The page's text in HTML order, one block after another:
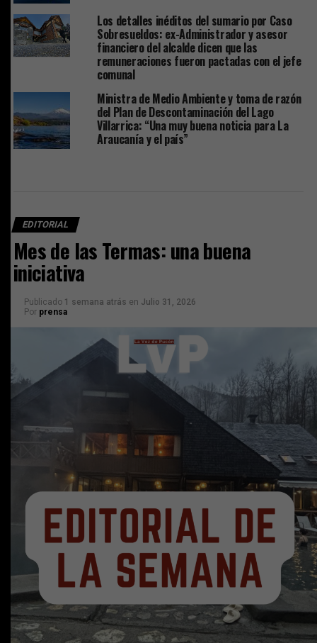
Los detalles inéditos del sumario por Caso
Sobresueldos: ex-Administrador y asesor
financiero del alcalde dicen que las
remuneraciones fueron pactadas con el jefe
comunal
Ministra de Medio Ambiente y toma de razón
del Plan de Descontaminación del Lago
Villarrica: “Una muy buena noticia para La
Araucanía y el país”
EDITORIAL
Mes de las Termas: una buena
iniciativa
Publicado 1 semana atrás en Julio 31, 2026
Por prensa